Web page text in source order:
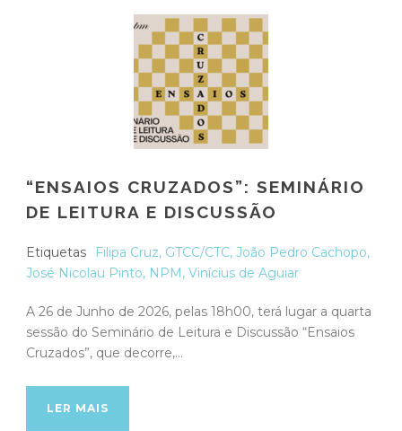
“ENSAIOS CRUZADOS”: SEMINÁRIO
DE LEITURA E DISCUSSÃO
Etiquetas Filipa Cruz, GTCC/CTC, João Pedro Cachopo,
José Nicolau Pinto, NPM, Vinícius de Aguiar
A 26 de Junho de 2026, pelas 18h00, terá lugar a quarta
sessão do Seminário de Leitura e Discussão “Ensaios
Cruzados”, que decorre,...
LER MAIS